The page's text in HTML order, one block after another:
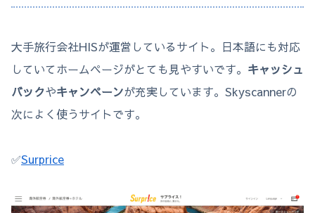
大手旅行会社HISが運営しているサイト。日本語にも対応
していてホームページがとても見やすいです。 キャッシュ
バックやキャンペーンが充実しています。Skyscannerの
次によく使うサイトです。
✅Surprice